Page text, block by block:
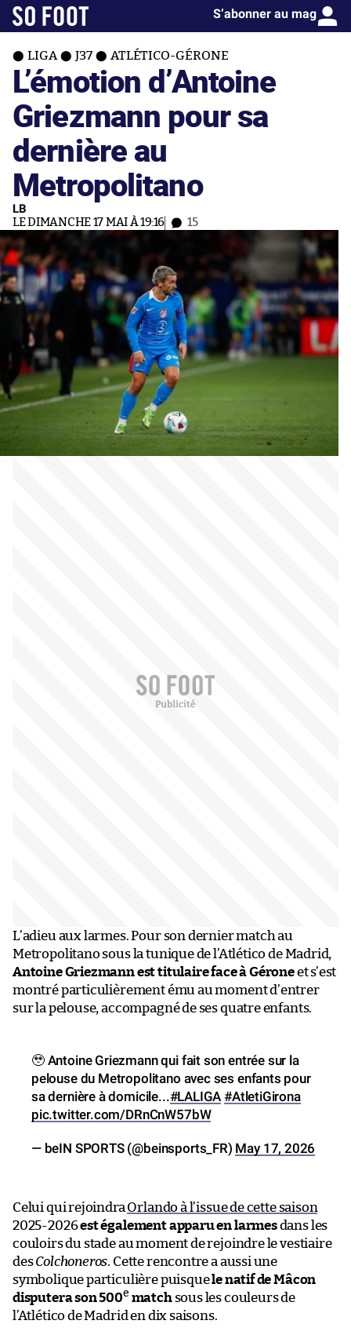
S’abonner au mag
LIGA J37 ATLÉTICO-GÉRONE
L’émotion d’Antoine
Griezmann pour sa
dernière au
Metropolitano
LB
LE DIMANCHE 17 MAI À 19:16 15
L’adieu aux larmes. Pour son dernier match au
Metropolitano sous la tunique de l’Atlético de Madrid,
Antoine Griezmann est titulaire face à Géroneet s’est
montré particulièrement ému au moment d’entrer
sur la pelouse, accompagné de ses quatre enfants.
🥹 Antoine Griezmann qui fait son entrée sur la
pelouse du Metropolitano avec ses enfants pour
sa dernière à domicile...#LALIGA #AtletiGirona
pic.twitter.com/DRnCnW57bW
— beIN SPORTS (@beinsports_FR) May 17, 2026
Celui qui rejoindra Orlando à l’issue de cette saison
2025-2026est également apparu en larmesdans les
couloirs du stade au moment de rejoindre le vestiaire
desColchoneros. Cette rencontre a aussi une
symbolique particulière puisquele natif de Mâcon
disputera son 500e matchsous les couleurs de
l’Atlético de Madrid en dix saisons.